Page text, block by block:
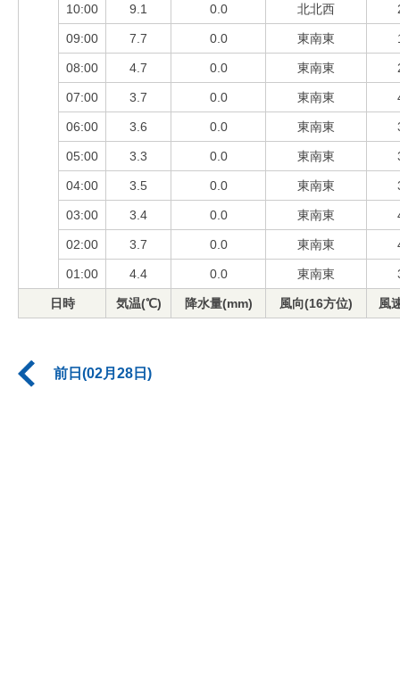
10:00 9.1 0.0 北北西
09:00 7.7 0.0 東南東
08:00 4.7 0.0 東南東
07:00 3.7 0.0 東南東
06:00 3.6 0.0 東南東
05:00 3.3 0.0 東南東
04:00 3.5 0.0 東南東
03:00 3.4 0.0 東南東
02:00 3.7 0.0 東南東
01:00 4.4 0.0 東南東
日時 気温(℃) 降水量(mm) 風向(16方位) 風
前日(02月28日)